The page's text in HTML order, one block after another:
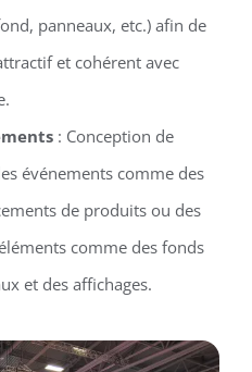
panneaux, etc.) afin de
et cohérent avec
: Conception de
événements comme des
de produits ou des
comme des fonds
et des affichages.